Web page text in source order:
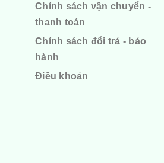
Chính sách vận chuyển -
thanh toán
Chính sách đổi trả - bảo
hành
Điều khoản